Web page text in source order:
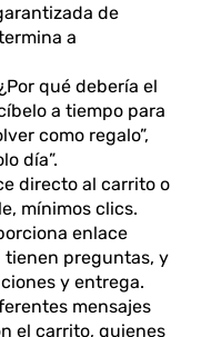
de
a
¿Por qué debería el
a tiempo para
como regalo”,
día”.
directo al carrito o
mínimos clics.
enlace
tienen preguntas, y
y entrega.
mensajes
el carrito, quienes